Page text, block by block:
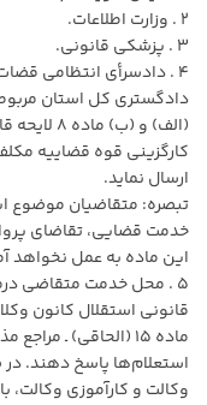
۲ . وزارت اطلاعات.
۳ . پزشکی قانونی.
۴ . دادسرأی انتظامی
دادگستری کل استان
(الف) و
کارگزینی قوه قضاییه
ارسال نماید.
تبصره: متقاضیان موضوع
این ماده به عمل نخواهد
قانونی استقلال کانون
ماده ۱۵ (الحاقی) ـ
استعلام‌ها پاسخ دهند.
وکالت و کارآموزی وکالت،